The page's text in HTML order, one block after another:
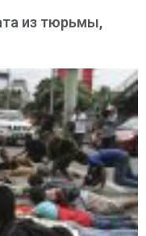
из тюрьмы,